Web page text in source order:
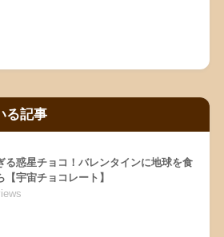
る記事
る惑星チョコ！バレンタインに地球を食
【宇宙チョコレート】